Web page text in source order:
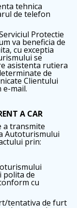
tehnica
de telefon
Protectie
va beneficia de
cu exceptia
se
asistenta rutiera
de
Clientului
mail.
A CAR
a transmite
Autoturismului
prin:
polita de
cu
tentativa de furt